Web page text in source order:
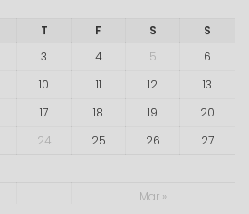
T F S S
Mar »
3 4 5
6
10 11 12
13
17 18 19
20
24 25 26
27